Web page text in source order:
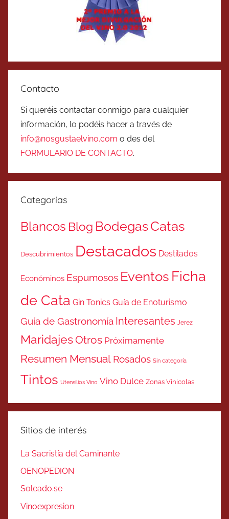
Contacto
Si queréis contactar conmigo para cualquier
información, lo podéis hacer a través de
info@nosgustaelvino.com o des del
FORMULARIO DE CONTACTO.
Categorías
Blancos Blog BodegasCatas
Descubrimientos Destacados Destilados
Económinos Espumosos Eventos Ficha
de Cata Gin Tonics Guía de Enoturismo
Guía de Gastronomía Interesantes Jerez
MaridajesOtros Próximamente
Resumen Mensual Rosados Sin categoría
Tintos Utensilios Vino Vino Dulce Zonas Vinicolas
Sitios de interés
La Sacristía del Caminante
OENOPEDION
Soleado.se
Vinoexpresion